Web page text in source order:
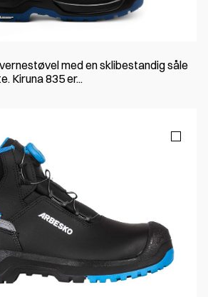
med en sklibestandig såle
Kiruna 835 er...